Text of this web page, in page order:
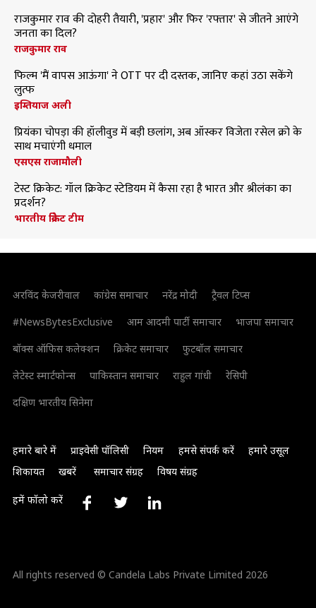
राजकुमार राव की दोहरी तैयारी, 'प्रहार' और फिर 'रफ्तार' से जीतने आएंगे
जनता का दिल?
राजकुमार राव
फिल्म 'मैं वापस आऊंगा' ने OTT पर दी दस्तक, जानिए कहां उठा सकेंगे
लुत्फ
इम्तियाज अली
प्रियंका चोपड़ा की हॉलीवुड में बड़ी छलांग, अब ऑस्कर विजेता रसेल क्रो के
साथ मचाएंगी धमाल
एसएस राजामौली
टेस्ट क्रिकेट: गॉल क्रिकेट स्टेडियम में कैसा रहा है भारत और श्रीलंका का
प्रदर्शन?
भारतीय क्रिकेट टीम
अरविंद केजरीवाल कांग्रेस समाचार नरेंद्र मोदी
ट्रैवल टिप्स
#NewsBytesExclusive
आम आदमी पार्टी समाचार
भाजपा समाचार
बॉक्स ऑफिस कलेक्शन
क्रिकेट समाचार
फुटबॉल समाचार
लेटेस्ट स्मार्टफोन्स
पाकिस्तान समाचार राहुल गांधी
रेसिपी
दक्षिण भारतीय सिनेमा
हमारे बारे में प्राइवेसी पॉलिसी नियम हमसे संपर्क करें
हमारे उसूल
शिकायत
खबरें समाचार संग्रह विषय संग्रह
हमें फॉलो करें
All rights reserved © Candela Labs Private Limited 2026